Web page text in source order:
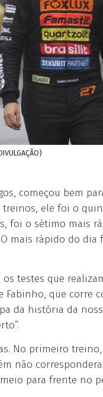
começou bem
ele foi o
foi o sétimo mais
O mais rápido do
testes que
que corre
da história da
No primeiro
não
para frente no